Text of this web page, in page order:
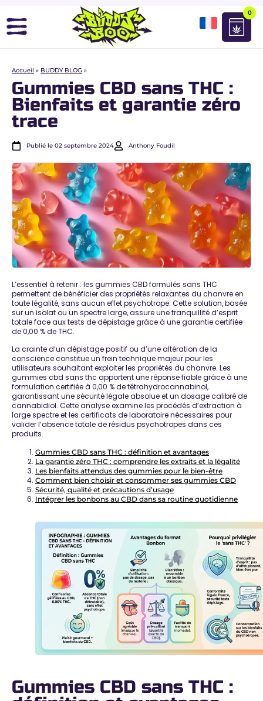
0
Accueil » BUDDY BLOG »
Gummies CBD sans THC :
Bienfaits et garantie zéro
trace
Publié le 02 septembre 2024 Anthony Foudil
L’essentiel à retenir : les gummies CBD formulés sans THC
permettent de bénéficier des propriétés relaxantes du chanvre en
toute légalité,sans aucun effet psychotrope. Cette solution, basée
sur un isolat ou un spectre large, assure une tranquillité d’esprit
totale face aux tests de dépistage grâce à une garantie certifiée
de 0,00 % de THC.
La crainte d’un dépistage positif ou d’une altération de la
conscience constitue un frein technique majeur pour les
utilisateurs souhaitant exploiter les propriétés du chanvre. Les
gummies cbd sans thc apportent une réponse fiablegrâce à une
formulation certifiée à 0,00 % de tétrahydrocannabinol,
garantissant une sécurité légale absolue et un dosage calibré de
cannabidiol. Cette analyse examine les procédés d’extraction à
large spectre et les certificats de laboratoire nécessaires pour
valider l’absence totale de résidus psychotropes dans ces
produits.
Gummies CBD sans THC : définition et avantages
La garantie zéro THC : comprendre les extraits et la légalité
Les bienfaits attendus des gummies pour le bien-être
Comment bien choisir et consommer ses gummies CBD
Sécurité, qualité et précautions d’usage
Intégrer les bonbons au CBD dans sa routine quotidienne
Gummies CBD sans THC :